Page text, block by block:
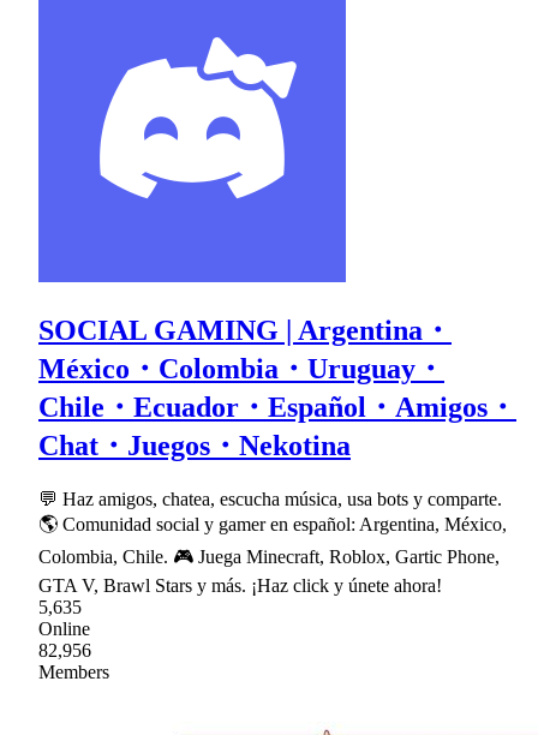
SOCIAL GAMING | Argentina・
México・Colombia・Uruguay・
Chile・Ecuador・Español・Amigos・
Chat・Juegos・Nekotina
💬 Haz amigos, chatea, escucha música, usa bots y comparte.
🌎 Comunidad social y gamer en español: Argentina, México,
Colombia, Chile. 🎮 Juega Minecraft, Roblox, Gartic Phone,
GTA V, Brawl Stars y más. ¡Haz click y únete ahora!
5,635
Online
82,956
Members